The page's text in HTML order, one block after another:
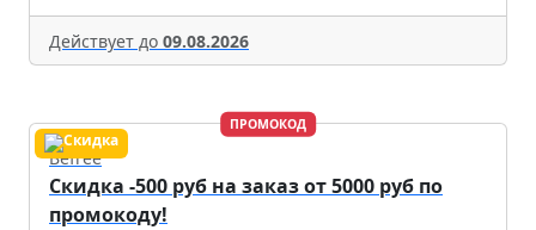
Действует до 09.08.2026
ПРОМОКОД
Befree
Скидка -500 руб на заказ от 5000 руб по
промокоду!